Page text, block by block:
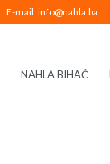
E-mail:
NAHLA BIHAĆ